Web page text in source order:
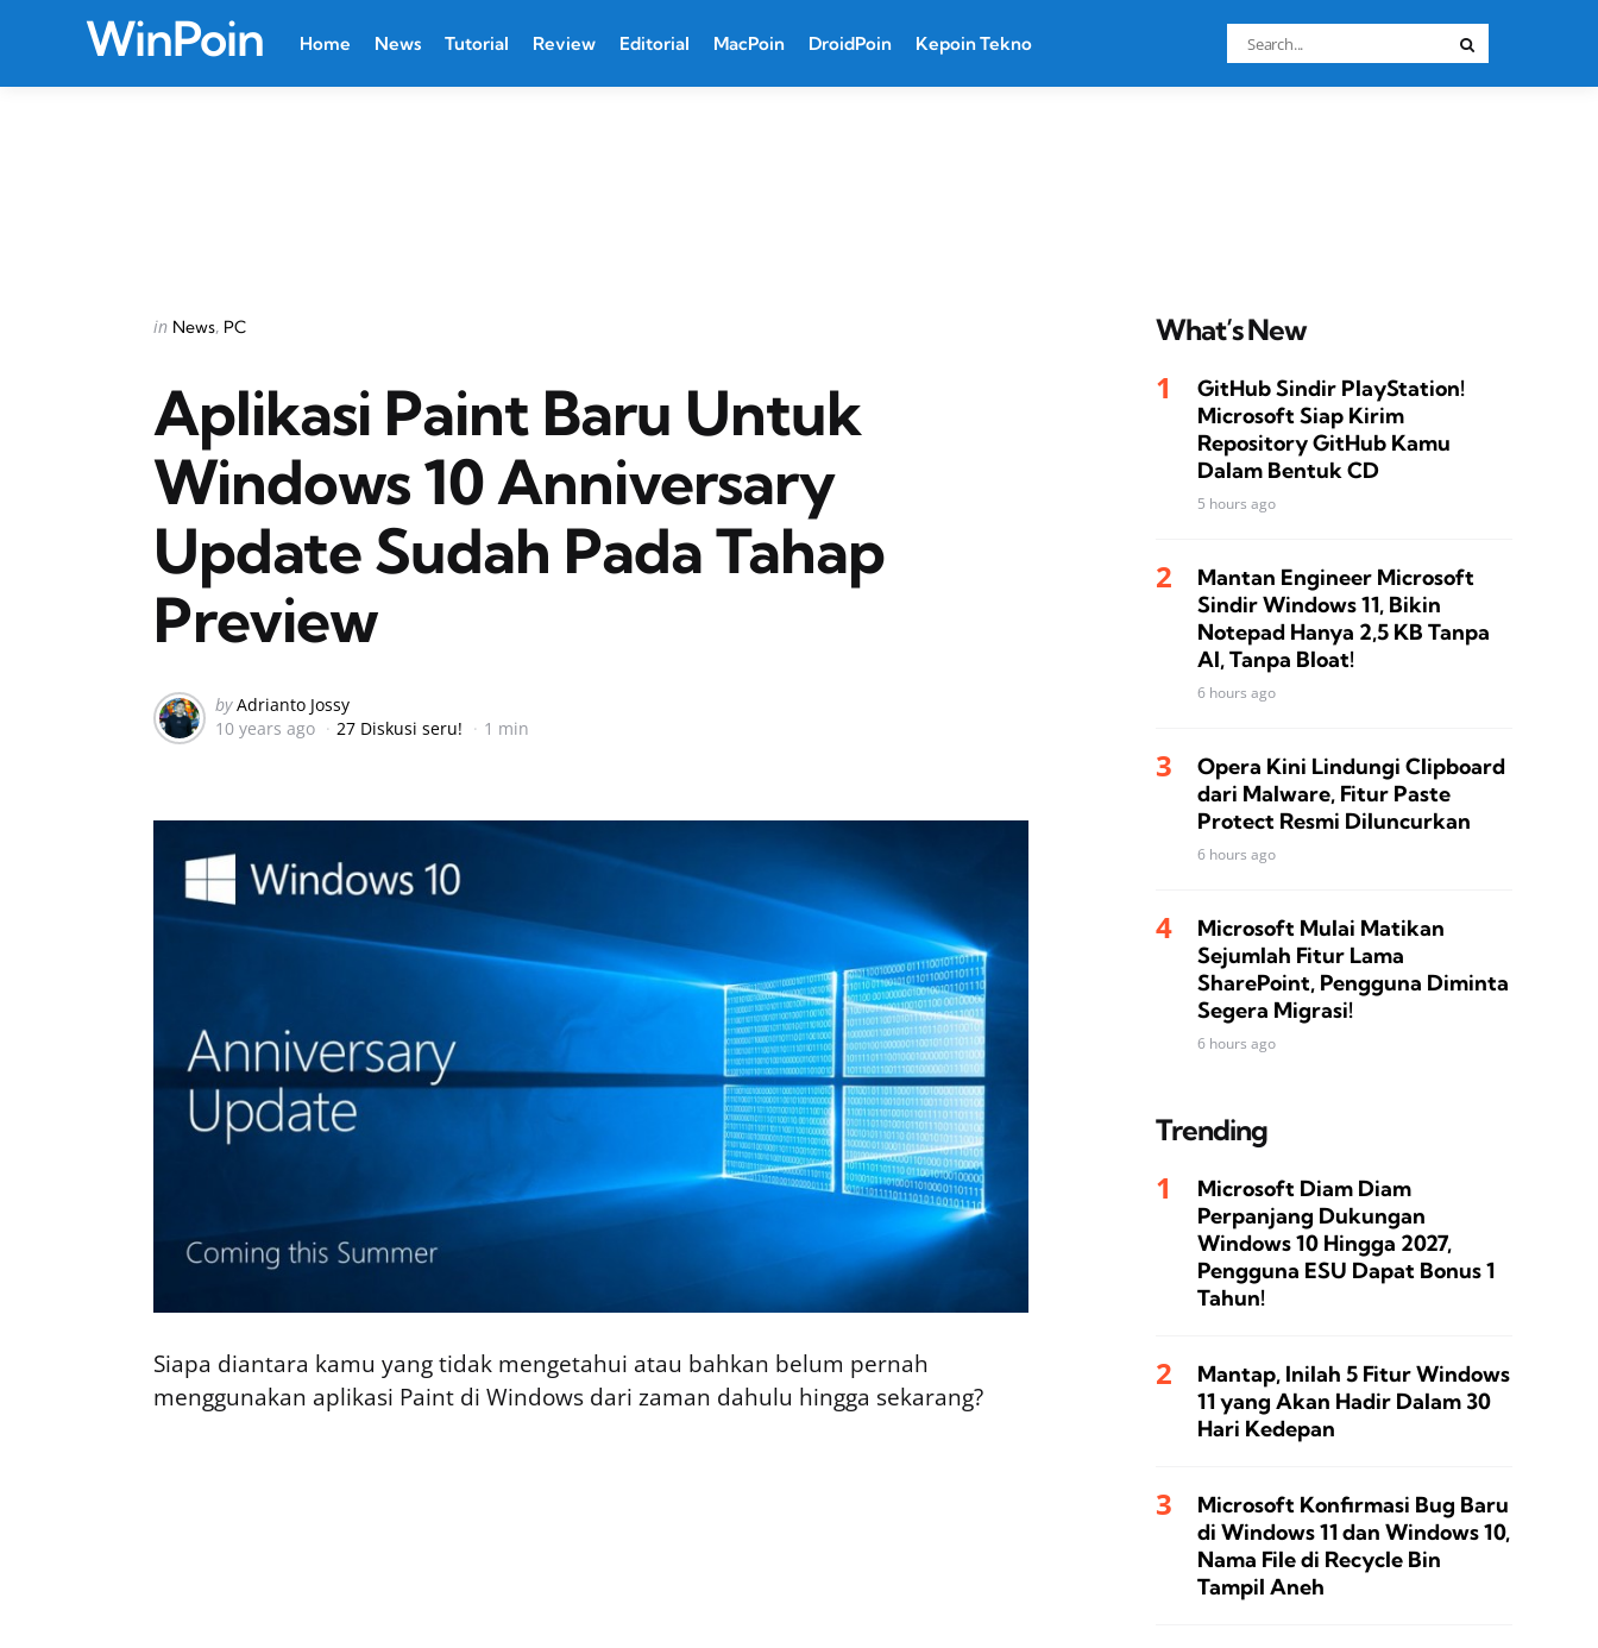
WinPoin Home News Tutorial Review Editorial MacPoin DroidPoin Kepoin Tekno
Search
for:
Categories
Posted
in News PC
Aplikasi Paint Baru Untuk
Windows 10 Anniversary
Update Sudah Pada Tahap
Preview
Posted
by
by Adrianto Jossy
10 years ago
27 Diskusi seru! 1 min
Siapa diantara kamu yang tidak mengetahui atau bahkan belum pernah
menggunakan aplikasi Paint di Windows dari zaman dahulu hingga sekarang?
What’s New
GitHub Sindir PlayStation!
Microsoft Siap Kirim
Repository GitHub Kamu
Dalam Bentuk CD
5 hours ago
Mantan Engineer Microsoft
Sindir Windows 11, Bikin
Notepad Hanya 2,5 KB Tanpa
AI, Tanpa Bloat!
6 hours ago
Opera Kini Lindungi Clipboard
dari Malware, Fitur Paste
Protect Resmi Diluncurkan
6 hours ago
Microsoft Mulai Matikan
Sejumlah Fitur Lama
SharePoint, Pengguna Diminta
Segera Migrasi!
6 hours ago
Trending
Microsoft Diam Diam
Perpanjang Dukungan
Windows 10 Hingga 2027,
Pengguna ESU Dapat Bonus 1
Tahun!
Mantap, Inilah 5 Fitur Windows
11 yang Akan Hadir Dalam 30
Hari Kedepan
Microsoft Konfirmasi Bug Baru
di Windows 11 dan Windows 10,
Nama File di Recycle Bin
Tampil Aneh